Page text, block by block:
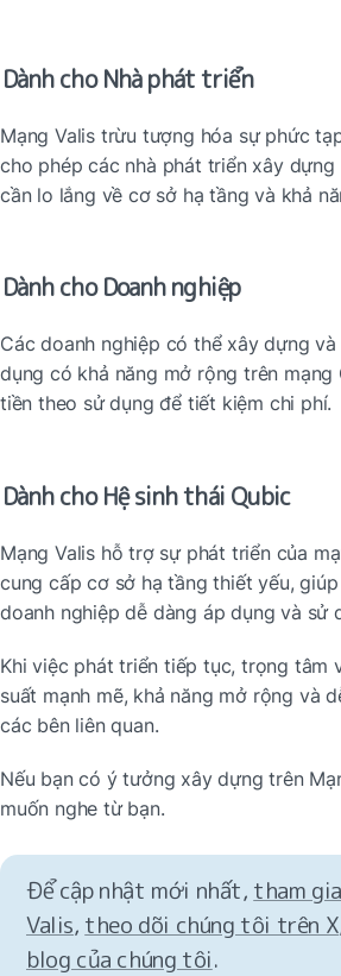
Dành cho Nhà phát triển
Mạng Valis trừu tượng hóa sự phức
cho phép các nhà phát triển xây
cần lo lắng về cơ sở hạ tầng và khả
Dành cho Doanh nghiệp
Các doanh nghiệp có thể xây dựng
dụng có khả năng mở rộng trên mạng
tiền theo sử dụng để tiết kiệm chi phí.
Dành cho Hệ sinh thái Qubic
Mạng Valis hỗ trợ sự phát triển của
cung cấp cơ sở hạ tầng thiết yếu,
doanh nghiệp dễ dàng áp dụng và sử
Khi việc phát triển tiếp tục, trọng tâm
suất mạnh mẽ, khả năng mở rộng và
các bên liên quan.
Nếu bạn có ý tưởng xây dựng trên
muốn nghe từ bạn.
Để cập nhật mới nhất, tham
Valis, theo dõi chúng tôi trên X
blog của chúng tôi.